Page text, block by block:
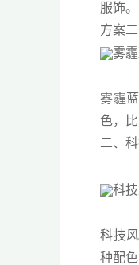
服饰。
方案
雾霾
色，
二、
科技
种配